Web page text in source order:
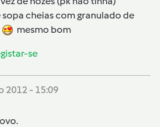
cheias com granulado de
mesmo bom
se
2012 - 15:09